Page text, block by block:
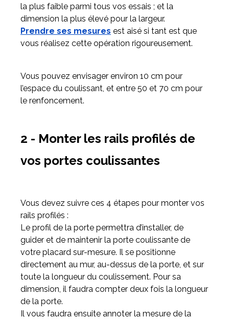
la plus faible parmi tous vos essais ; et la
dimension la plus élevé pour la largeur.
Prendre ses mesures est aisé si tant est que
vous réalisez cette opération rigoureusement.
Vous pouvez envisager environ 10 cm pour
l’espace du coulissant, et entre 50 et 70 cm pour
le renfoncement.
2 - Monter les rails profilés de
vos portes coulissantes
Vous devez suivre ces 4 étapes pour monter vos
rails profilés :
Le profil de la porte permettra d’installer, de
guider et de maintenir la porte coulissante de
votre placard sur-mesure. Il se positionne
directement au mur, au-dessus de la porte, et sur
toute la longueur du coulissement. Pour sa
dimension, il faudra compter deux fois la longueur
de la porte.
Il vous faudra ensuite annoter la mesure de la